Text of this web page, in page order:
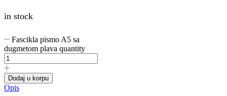
in stock
Fascikla pismo A5 sa
dugmetom plava quantity
Dodaj u korpu
Opis